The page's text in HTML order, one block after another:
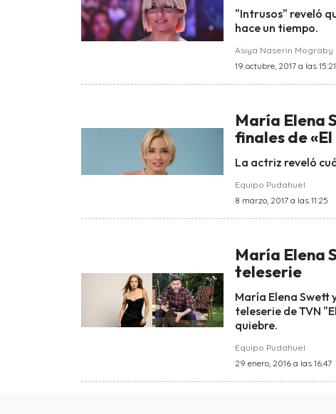
"Intrusos" reveló
hace un tiempo.
Asiya Naserin Mograby
19 octubre, 2017 a las 15:21
María Elena
finales de
La actriz reveló
Equipo Pudahuel
8 marzo, 2017 a las 11:25
María Elena
teleserie
María Elena Swett
teleserie de TVN
quiebre.
Equipo Pudahuel
29 enero, 2016 a las 16:47